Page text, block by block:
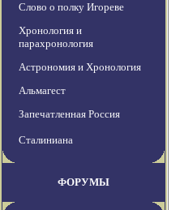
Слово о полку Игореве
Хронология и
парахронология
Астрономия и Хронология
Альмагест
Запечатленная Россия
Сталиниана
ФОРУМЫ